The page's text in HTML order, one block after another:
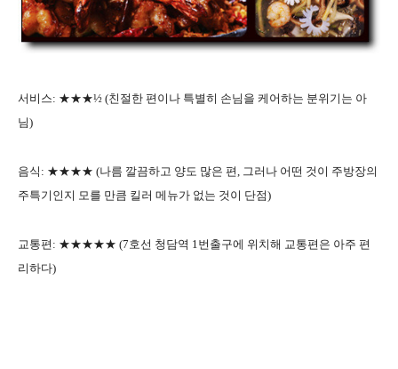
서비스: ★★★½ (친절한 편이나 특별히 손님을 케어하는 분위기는 아
님)
음식: ★★★★ (나름 깔끔하고 양도 많은 편, 그러나 어떤 것이 주방장의
주특기인지 모를 만큼 킬러 메뉴가 없는 것이 단점)
교통편: ★★★★★ (7호선 청담역 1번출구에 위치해 교통편은 아주 편
리하다)